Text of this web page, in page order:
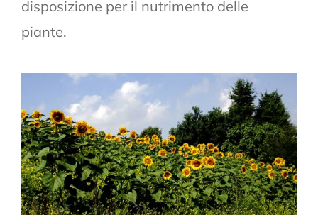
disposizione per il nutrimento delle
piante.